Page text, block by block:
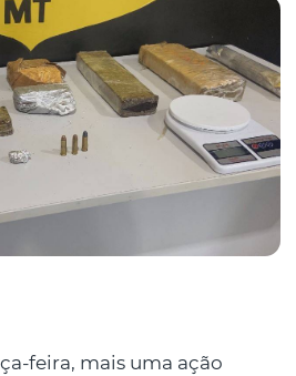
feira, mais uma ação